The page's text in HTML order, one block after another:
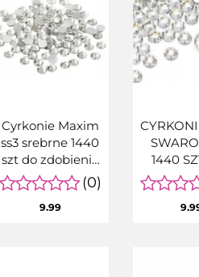
Cyrkonie Maxim
ss3 srebrne 1440
szt do zdobienia
paznokci (0)
9.99
1440